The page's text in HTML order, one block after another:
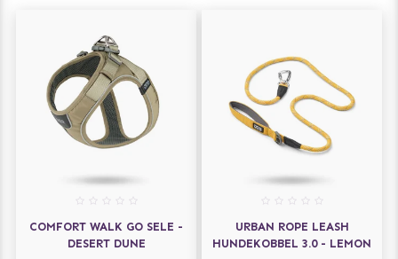
Let og stærk aluminiums karabinhage med
låsemulighed (2 størrelser)
Designet i Danmark
COMFORT WALK GO SELE -
DESERT DUNE
URBAN ROPE LEASH
HUNDEKOBBEL 3.0 - LEMON